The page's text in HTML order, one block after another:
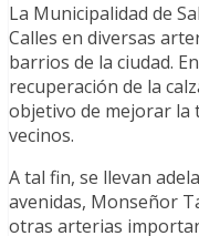
La Municipalidad de
Calles en diversas
barrios de la ciudad.
recuperación de la
objetivo de mejorar la
vecinos.
A tal fin, se llevan
avenidas, Monseñor
otras arterias